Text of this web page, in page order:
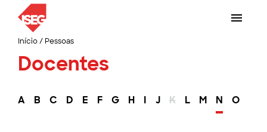
Início/ Pessoas
Docentes
A B C D E F G H I J K L M N O